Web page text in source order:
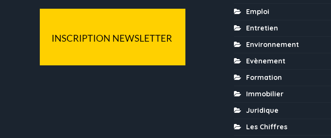
Emploi
Entretien
Environnement
Evènement
Formation
Immobilier
Juridique
Les Chiffres